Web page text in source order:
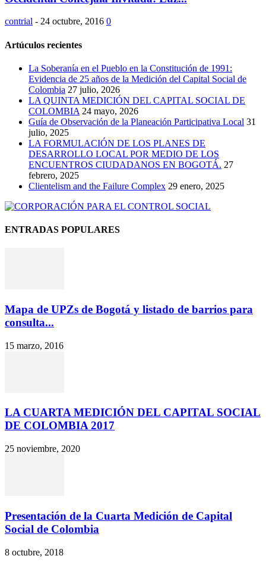
contrial - 24 octubre, 2016 0
Artúculos recientes
La Soberanía en el Pueblo en la Constitución de 1991:
Evidencia de 25 años de la Medición del Capital Social de
Colombia 27 julio, 2026
LA QUINTA MEDICIÓN DEL CAPITAL SOCIAL DE
COLOMBIA 24 mayo, 2026
Guía de Observación de la Planeación Participativa Local 31
julio, 2025
LA FORMULACIÓN DE LOS PLANES DE
DESARROLLO LOCAL POR MEDIO DE LOS
ENCUENTROS CIUDADANOS EN BOGOTÁ. 27
febrero, 2025
Clientelism and the Failure Complex 29 enero, 2025
ENTRADAS POPULARES
Mapa de UPZs de Bogotá y listado de barrios para
consulta...
15 marzo, 2016
LA CUARTA MEDICIÓN DEL CAPITAL SOCIAL
DE COLOMBIA 2017
25 noviembre, 2020
Presentación de la Cuarta Medición de Capital
Social de Colombia
8 octubre, 2018